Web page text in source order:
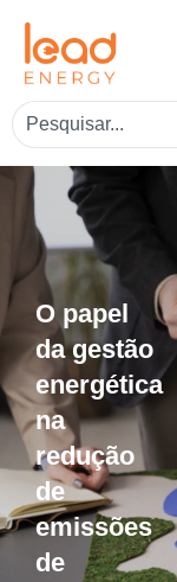
O papel
da gestão
energética
na
redução
de
emissões
de